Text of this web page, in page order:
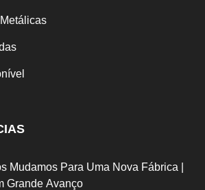
Mudamos Para Uma Nova Fábrica |
Grande Avanço